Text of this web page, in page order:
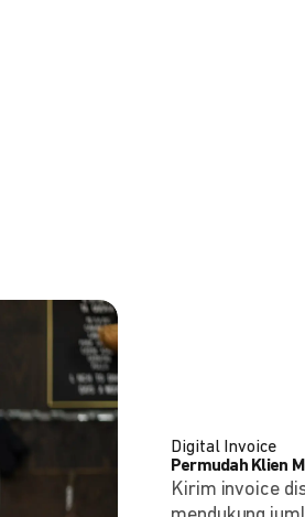
Digital Invoice
Permudah Klien
Kirim invoice